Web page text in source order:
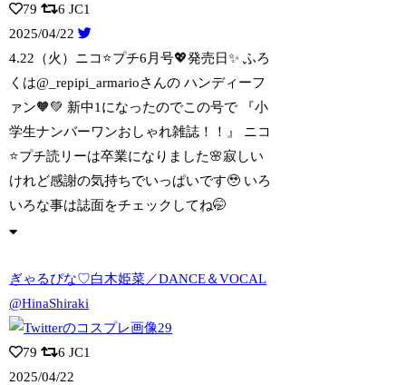
79 6 JC1
2025/04/22
4.22（火）ニコ⭐️プチ6月号💖発売日✨️ ふろ
くは@_repipi_armarioさんの ハンディーフ
ァン🧡💚 新中1になったのでこの号で 『小
学生ナンバーワンおしゃれ雑誌！！』 ニコ
⭐️プチ読リーは卒業になりました🌸寂しい
けれど感謝の気持ちでいっぱいです🥹 いろ
いろな事は誌面をチェックしてね🤭
ぎゃるぴな♡白木姫菜／DANCE＆VOCAL
@HinaShiraki
79 6 JC1
2025/04/22